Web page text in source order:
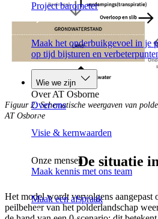
Project barometer
Maak het onderbuikgevoel in je
op tijd bijsturen en
Wie we zijn
Over AT Osborne
Over ons
Visie & kernwaarden
Onze mensen
Maak kennis met ons team
Maak een afspraak
Figuur 2: Schematische weergaven van
AT Osborne
De situatie
Het model wordt vervolgens aangepast
peilbeheer van het polderlandschap